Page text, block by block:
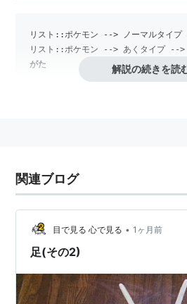
リスト::ポケモン --> ノーマルタイプ
リスト::ポケモン
--> あくタイプ -->
がた
チーフと思われる。
ゲーム中では直立姿勢だが、基
アニメにおけるニャース
ムサシ・コジロウとともに主人
カチュウを追い回し続けるロケ
各種のポケモン強奪用メカを製
解説の続きを読
関連ブログ
目で見る 心で見る • 1ヶ月前
足(その2)